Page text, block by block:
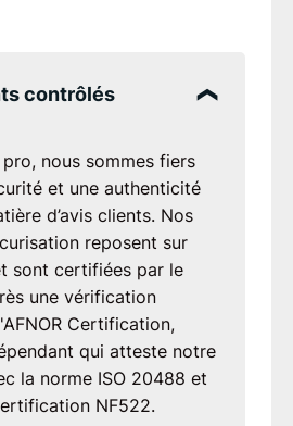
contrôlés
nous sommes fiers
et une authenticité
d’avis clients. Nos
reposent sur
sont certifiées par le
une vérification
Certification,
qui atteste notre
la norme ISO 20488 et
NF522.